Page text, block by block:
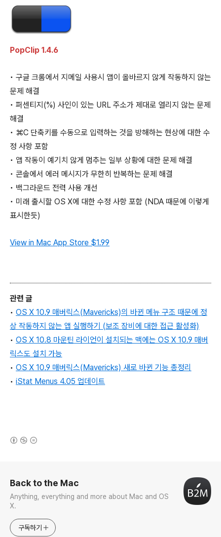
PopClip 1.4.6
• 구글 크롬에서 지메일 사용시 앱이 올바르지 않게 작동하지 않는
문제 해결
• 퍼센티지(%) 사인이 있는 URL 주소가 제대로 열리지 않는 문제
해결
• ⌘C 단축키를 수동으로 입력하는 것을 방해하는 현상에 대한 수
정 사항 포함
• 앱 작동이 예기치 않게 멈추는 일부 상황에 대한 문제 해결
• 콘솔에서 에러 메시지가 무한히 반복하는 문제 해결
• 백그라운드 전력 사용 개선
• 미래 출시할 OS X에 대한 수정 사항 포함 (NDA 때문에 이렇게
표시한듯)
View in Mac App Store $1.99
관련 글
• OS X 10.9 매버릭스(Mavericks)의 바뀐 메뉴 구조 때문에 정
상 작동하지 않는 앱 실행하기 (보조 장비에 대한 접근 활성화)
• OS X 10.8 마운틴 라이언이 설치되는 맥에는 OS X 10.9 매버
릭스도 설치 가능
• OS X 10.9 매버릭스(Mavericks) 새로 바뀐 기능 총정리
• iStat Menus 4.05 업데이트
Back to the Mac
Anything, everything and more about Mac and OS
X.
구독하기